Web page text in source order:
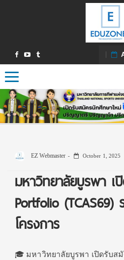
Toggle navigation
EZ Webmaster October 1, 2025
มหาวิทยาลัยบูรพา เ
Portfolio (TCAS69)
โครงการ
🎓 มหาวิทยาลัยบูรพา เปิดรับส